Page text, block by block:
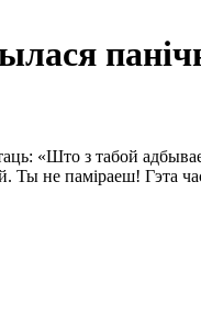
«Што з табой
Ты не паміраеш! Гэта